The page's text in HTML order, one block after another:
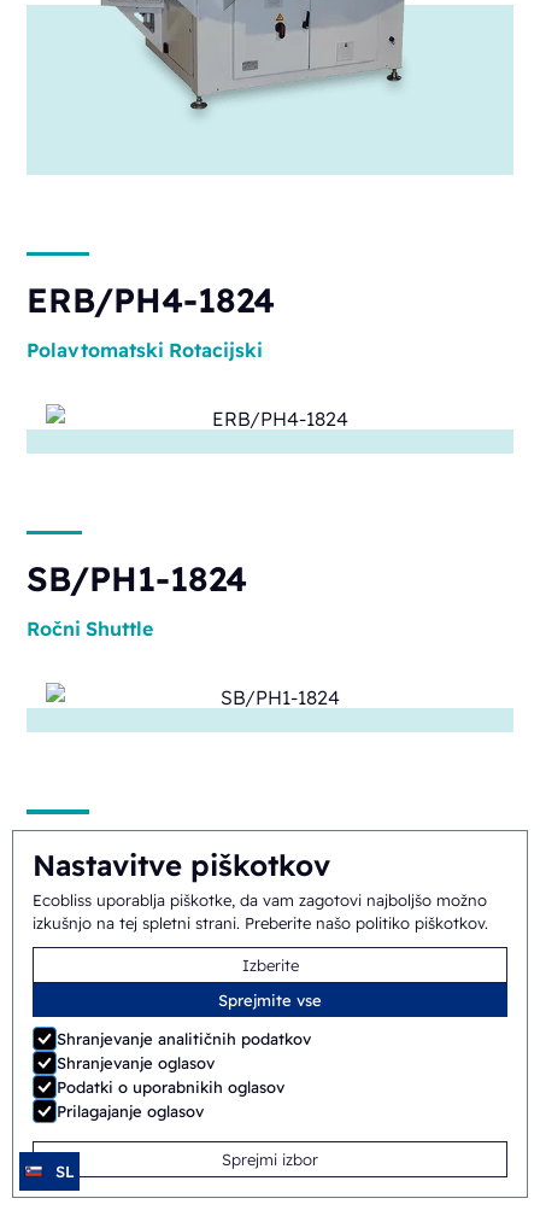
Nastavitve piškotkov
Ecobliss uporablja piškotke, da vam zagotovi najboljšo možno
izkušnjo na tej spletni strani. Preberite našo politiko piškotkov.
Izberite
Sprejmite vse
Shranjevanje analitičnih podatkov
Shranjevanje oglasov
Podatki o uporabnikih oglasov
Prilagajanje oglasov
Sprejmi izbor
ERB/PH4-1824
Polavtomatski Rotacijski
SB/PH1-1824
Ročni Shuttle
ERB/PH4-1418
Polavtomatski Rotacijski
SB/PH1-1418
Ročni
SL